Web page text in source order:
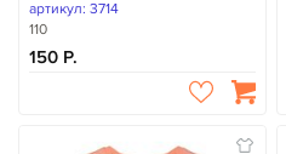
артикул: 3714
110
150